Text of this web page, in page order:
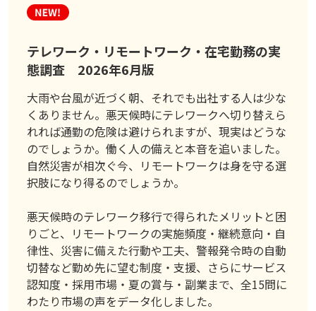
テレワーク・リモートワーク・在宅勤務の実
態調査 2026年6月版
大雨や台風が近づく朝、それでも出社する人は少な
くありません。悪天候時にテレワークへ切り替えら
れれば通勤の危険は避けられますが、現実はどうな
のでしょうか。働く人の備えと本音を追いました。
自然災害が相次ぐ今、リモートワークは身を守る選
択肢になり得るのでしょうか。
悪天候時のテレワーク移行で得られたメリットと困
りごと、リモートワークの実施頻度・継続意向・自
律性、災害に備えた行動や工夫、警報発令時の自動
切替など勤め先に望む制度・支援、さらにサービス
認知度・採用市場・夏の賞与・副業まで、全15問に
わたり市場の声をデータ化しました。